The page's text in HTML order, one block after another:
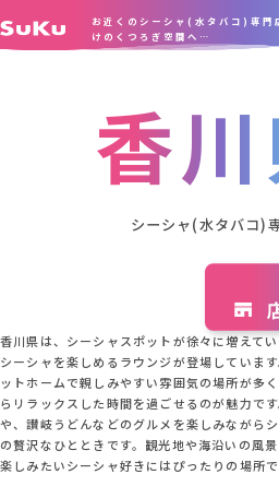
お近くのシーシャ(水タバコ)専門
けのくつろぎ空間へ…
香
シーシャ(水タバコ)
香川県は、シーシャスポットが徐々に増えて
シーシャを楽しめるラウンジが登場していま
ットホームで親しみやすい雰囲気の場所が多
らリラックスした時間を過ごせるのが魅力で
や、讃岐うどんなどのグルメを楽しみながら
の贅沢なひとときです。観光地や海沿いの風
楽しみたいシーシャ好きにはぴったりの場所で